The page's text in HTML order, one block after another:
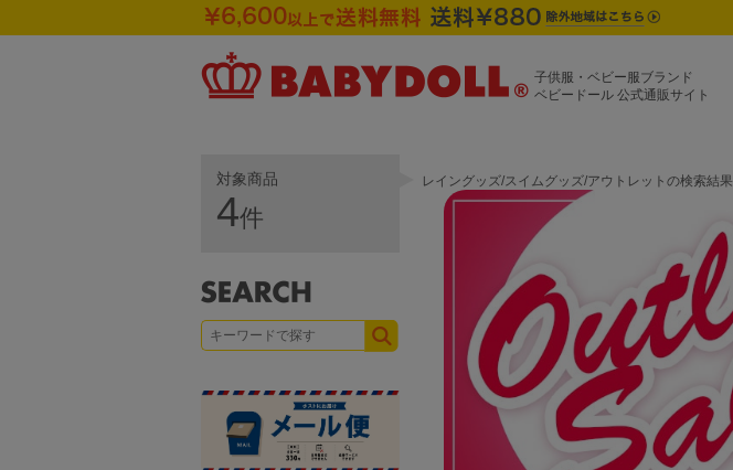
子供服・ベビー服ブランド
ベビードール 公式通販サイト
レイングッズ/スイムグッズ/アウトレットの検索結果
対象商品
4件